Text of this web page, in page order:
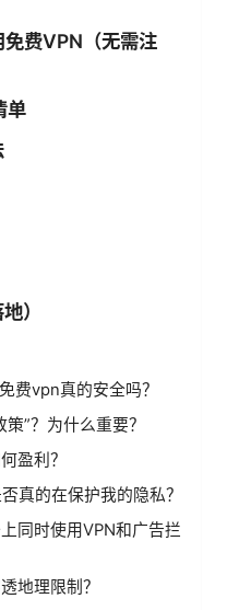
免费VPN（无需注
单
）
费vpn真的安全吗？
”？为什么重要？
盈利？
真的在保护我的隐私？
同时使用VPN和广告拦
地理限制？